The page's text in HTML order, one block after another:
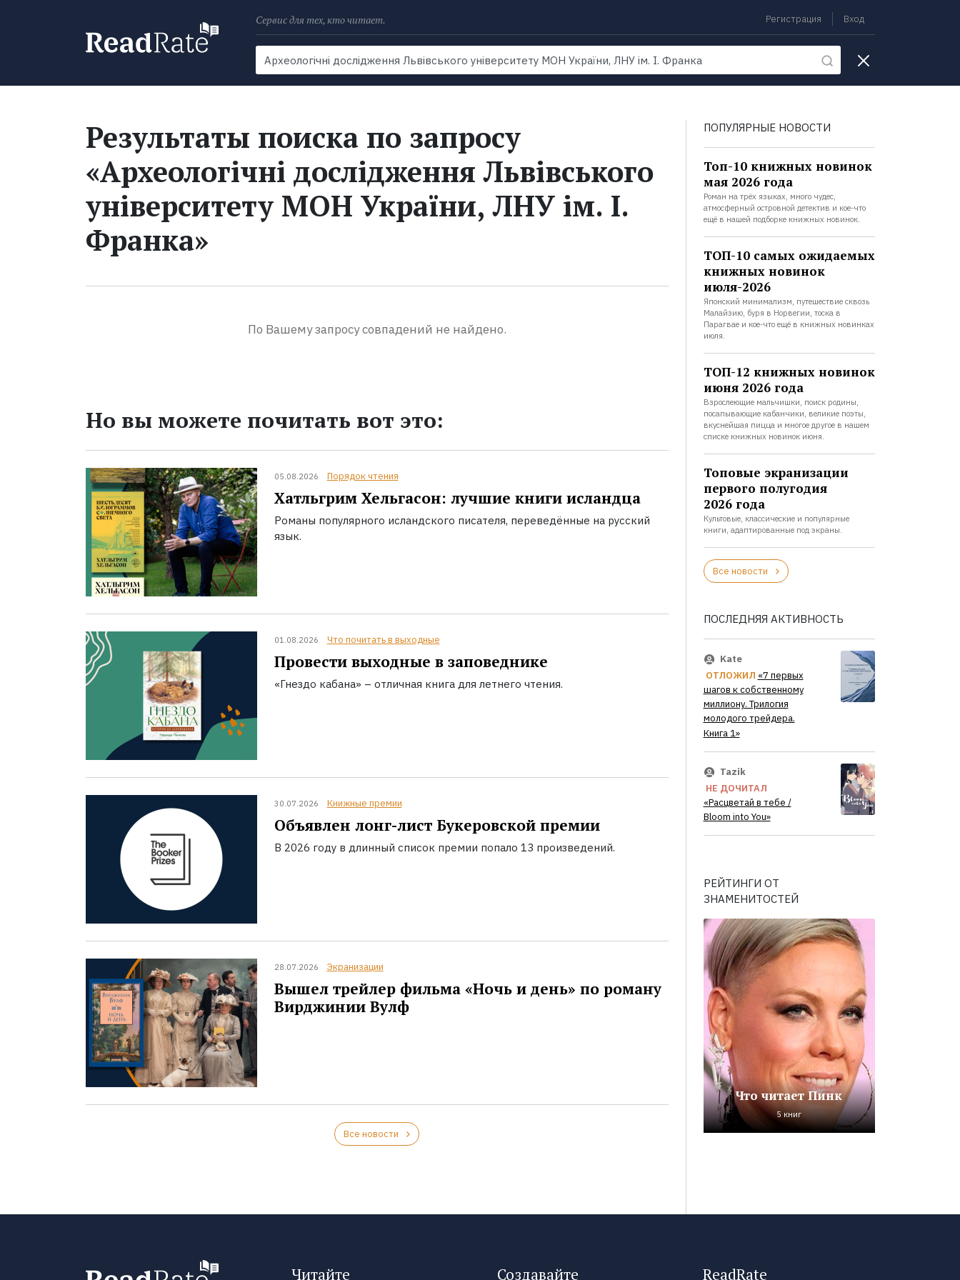
Сервис для тех, кто читает. Регистрация Вход
Поиск
Новости Рейтинги Книги Экранизации Коллекции
Результаты поиска по запросу
«Археологічні дослідження Львівського
університету МОН України, ЛНУ ім. І.
Франка»
По Вашему запросу совпадений не найдено.
Но вы можете почитать вот это:
05.08.2026 Порядок чтения
Хатльгрим Хельгасон: лучшие книги исландца
Романы популярного исландского писателя, переведённые на русский
язык.
01.08.2026 Что почитать в выходные
Провести выходные в заповеднике
«Гнездо кабана» – отличная книга для летнего чтения.
30.07.2026 Книжные премии
Объявлен лонг-лист Букеровской премии
В 2026 году в длинный список премии попало 13 произведений.
28.07.2026 Экранизации
Вышел трейлер фильма «Ночь и день» по роману
Вирджинии Вулф
Все новости
ПОПУЛЯРНЫЕ НОВОСТИ
Топ-10 книжных новинок
мая 2026 года
Роман на трёх языках, много чудес,
атмосферный островной детектив и кое-что
ещё в нашей подборке книжных новинок.
ТОП-10 самых ожидаемых
книжных новинок
июля-2026
Японский минимализм, путешествие сквозь
Малайзию, буря в Норвегии, тоска в
Парагвае и кое-что ещё в книжных новинках
июля.
ТОП-12 книжных новинок
июня 2026 года
Взрослеющие мальчишки, поиск родины,
посапывающие кабанчики, великие поэты,
вкуснейшая пицца и многое другое в нашем
списке книжных новинок июня.
Топовые экранизации
первого полугодия
2026 года
Культовые, классические и популярные
книги, адаптированные под экраны.
Все новости
ПОСЛЕДНЯЯ АКТИВНОСТЬ
Kate
ОТЛОЖИЛ «7 первых
шагов к собственному
миллиону. Трилогия
молодого трейдера.
Книга 1»
Tazik
НЕ ДОЧИТАЛ
«Расцветай в тебе /
Bloom into You»
РЕЙТИНГИ ОТ
ЗНАМЕНИТОСТЕЙ
Что читает Пинк
5 книг
Читайте Создавайте ReadRate